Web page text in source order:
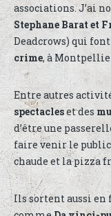
associations. J’ai
Stephane Barat et
Deadcrows) qui
crime, à
Entre autres
spectacleset des
d’être une
faire venir le
chaude et la pizza
Ils sortent aussi en